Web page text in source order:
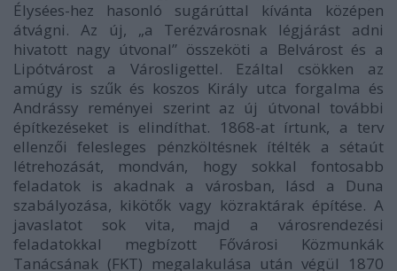
Élysées-hez hasonló sugárúttal kívánta középen
átvágni. Az új, „a Terézvárosnak légjárást adni
hivatott nagy útvonal” összeköti a Belvárost és a
Lipótvárost a Városligettel. Ezáltal csökken az
amúgy is szűk és koszos Király utca forgalma és
Andrássy reményei szerint az új útvonal további
építkezéseket is elindíthat. 1868-at írtunk, a terv
ellenzői felesleges pénzköltésnek ítélték a sétaút
létrehozását, mondván, hogy sokkal fontosabb
feladatok is akadnak a városban, lásd a Duna
szabályozása, kikötők vagy közraktárak építése. A
javaslatot sok vita, majd a városrendezési
feladatokkal megbízott Fővárosi Közmunkák
Tanácsának (FKT) megalakulása után végül 1870